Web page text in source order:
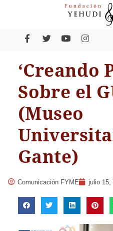
‘Creando
Sobre el
(Museo
Gante)
Comunicación FYME julio 15,